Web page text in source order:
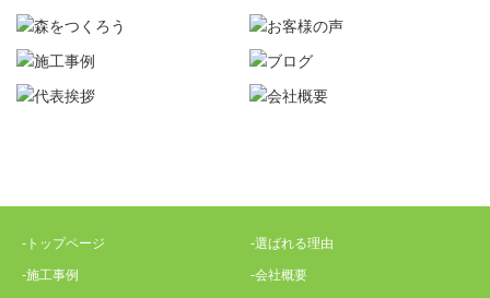
-トップページ -選ばれる理由
-施工事例 -会社概要